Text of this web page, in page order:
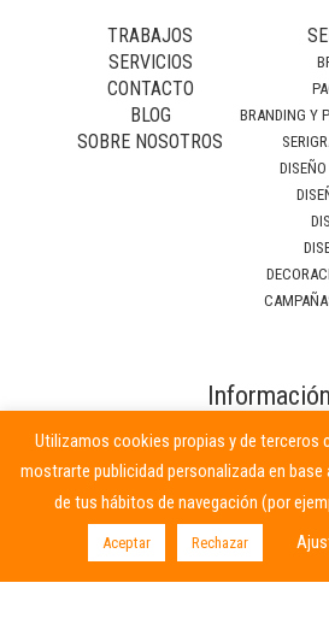
TRABAJOS
SERVICIOS
CONTACTO
BLOG
SOBRE NOSOTROS
BRANDING Y
Información
relevante
Términos y
Política de
Utilizamos cookies propias y de terceros
mostrarte publicidad personalizada en base
de tus hábitos de navegación (por
Aceptar Rechazar